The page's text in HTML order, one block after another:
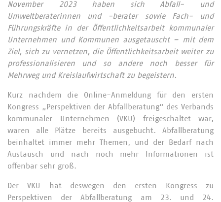
November 2023 haben sich Abfall- und
Umweltberaterinnen und -berater sowie Fach- und
Führungskräfte in der Öffentlichkeitsarbeit kommunaler
Unternehmen und Kommunen ausgetauscht – mit dem
Ziel, sich zu vernetzen, die Öffentlichkeitsarbeit weiter zu
professionalisieren und so andere noch besser für
Mehrweg und Kreislaufwirtschaft zu begeistern.
Kurz nachdem die Online-Anmeldung für den ersten
Kongress „Perspektiven der Abfallberatung“ des Verbands
kommunaler Unternehmen (VKU) freigeschaltet war,
waren alle Plätze bereits ausgebucht. Abfallberatung
beinhaltet immer mehr Themen, und der Bedarf nach
Austausch und nach noch mehr Informationen ist
offenbar sehr groß.
Der VKU hat deswegen den ersten Kongress zu
Perspektiven der Abfallberatung am 23. und 24.